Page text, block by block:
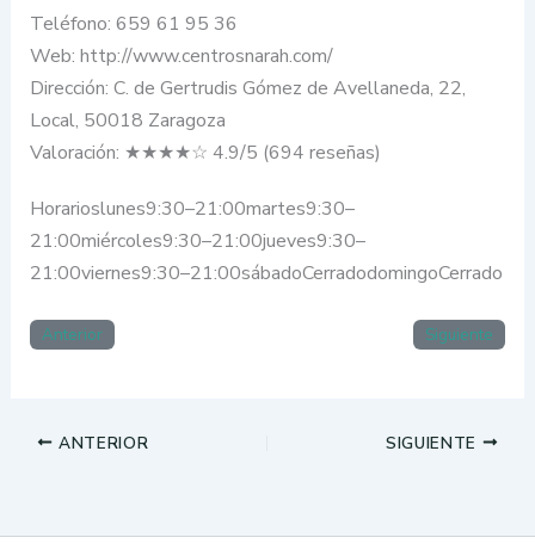
Teléfono: 659 61 95 36
Web: http://www.centrosnarah.com/
Dirección: C. de Gertrudis Gómez de Avellaneda, 22,
Local, 50018 Zaragoza
Valoración: ★★★★☆ 4.9/5 (694 reseñas)
Horarioslunes9:30–21:00martes9:30–
21:00miércoles9:30–21:00jueves9:30–
21:00viernes9:30–21:00sábadoCerradodomingoCerrado
Anterior Siguiente
ANTERIOR SIGUIENTE